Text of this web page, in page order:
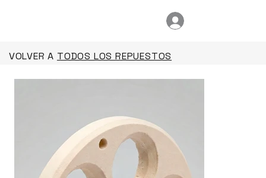
VOLVER A TODOS LOS REPUESTOS